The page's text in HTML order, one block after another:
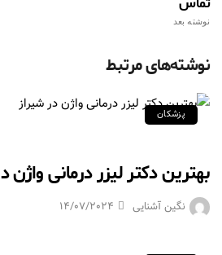
نوشته بعد
نوشته‌های مرتبط
پزشکان
بهترین دکتر لیزر درمانی واژن
نگین آشنایی 14/07/2024